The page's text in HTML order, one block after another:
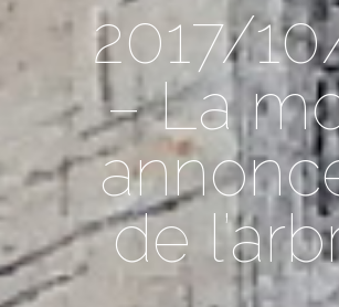
2017/
– La
de